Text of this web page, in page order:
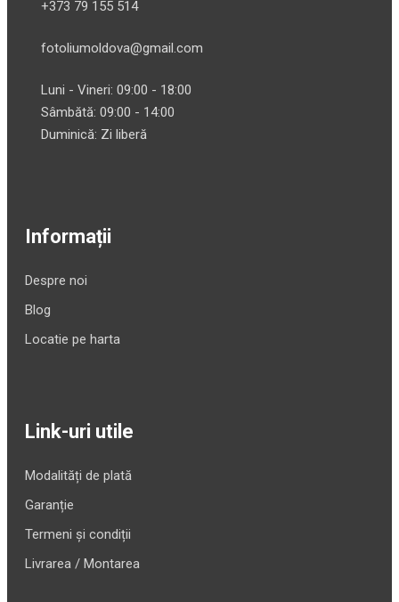
+373 79 155 514
fotoliumoldova@gmail.com
Luni - Vineri: 09:00 - 18:00
Sâmbătă: 09:00 - 14:00
Duminică: Zi liberă
Informații
Despre noi
Blog
Locatie pe harta
Link-uri utile
Modalități de plată
Garanție
Termeni și condiții
Livrarea / Montarea